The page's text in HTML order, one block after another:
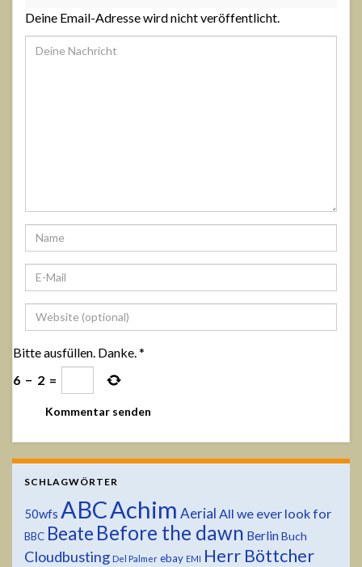
Deine Email-Adresse wird nicht veröffentlicht.
Bitte ausfüllen. Danke. *
6 − 2 =
SCHLAGWÖRTER
50wfs ABCAchim Aerial All we ever look for
BBC Beate Before the dawn Berlin Buch
Cloudbusting Del Palmer ebay EMI Herr Böttcher